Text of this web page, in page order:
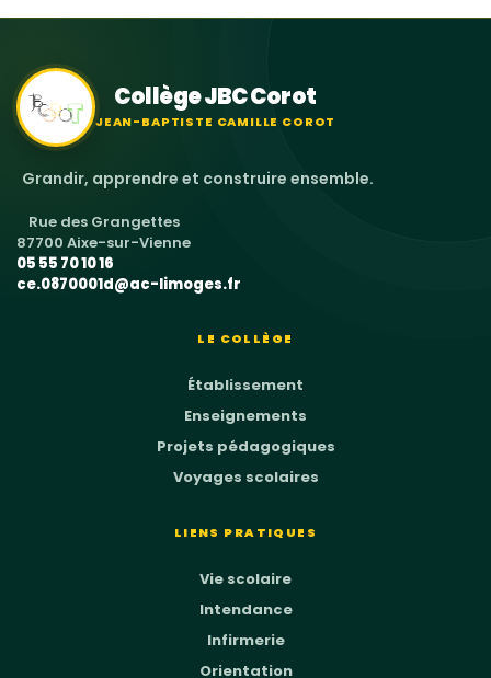
Collège JBC Corot
JEAN-BAPTISTE CAMILLE COROT
Grandir, apprendre et construire ensemble.
Rue des Grangettes
87700 Aixe-sur-Vienne
05 55 70 10 16
ce.0870001d@ac-limoges.fr
LE COLLÈGE
Établissement
Enseignements
Projets pédagogiques
Voyages scolaires
LIENS PRATIQUES
Vie scolaire
Intendance
Infirmerie
Orientation